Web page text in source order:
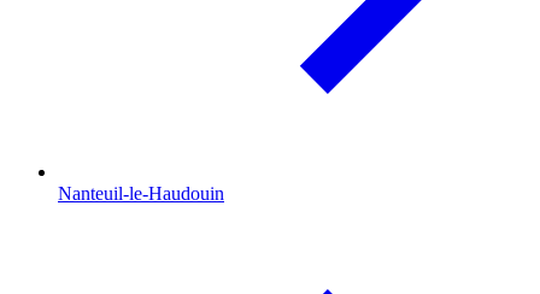
Nanteuil-le-Haudouin